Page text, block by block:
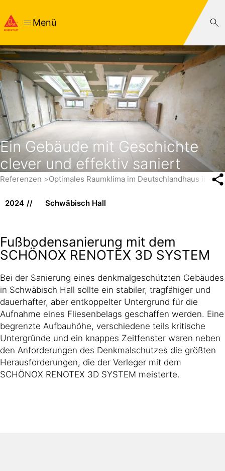
Menü
Ein Gebäude mit Geschichte
clever und effektiv saniert
Referenzen Optimales Raumklima im Deutschlandhaus in
2024 Schwäbisch Hall
Fußbodensanierung mit dem
SCHÖNOX RENOTEX 3D SYSTEM
Bei der Sanierung eines denkmalgeschützten Gebäudes
in Schwäbisch Hall sollte ein stabiler, tragfähiger und
dauerhafter, aber entkoppelter Untergrund für die
Aufnahme eines Fliesenbelags geschaffen werden. Eine
begrenzte Aufbauhöhe, verschiedene teils kritische
Untergründe und ein knappes Zeitfenster waren neben
den Anforderungen des Denkmalschutzes die größten
Herausforderungen, die der Verleger mit dem
SCHÖNOX RENOTEX 3D SYSTEM meisterte.